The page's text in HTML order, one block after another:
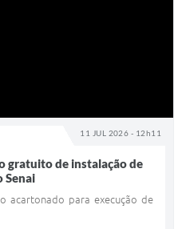
11 JUL 2026 - 12h11
gratuito de instalação de
Senai
acartonado para execução de